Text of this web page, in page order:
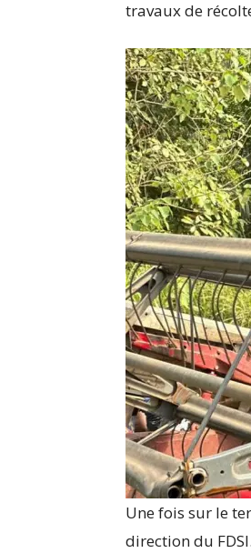
travaux de
Une fois sur le
direction du